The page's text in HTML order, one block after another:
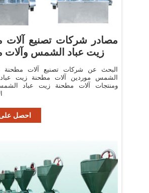
مصادر شركات تصنيع آلات
زيت عباد الشمس وآلات
البحث عن شركات تصنيع آلات مطحنة
الشمس موردين آلات مطحنة زيت
ومنتجات آلات مطحنة زيت عباد
احصل على